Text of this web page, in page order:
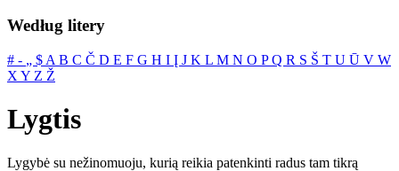
Według litery
# ‐ „ $ A B C Č D E F G H I Į J K L M N O PQ R S Š T U Ū V W
X Y Z Ž
Lygtis
Lygybė su nežinomuoju, kurią reikia patenkinti radus tam tikrą